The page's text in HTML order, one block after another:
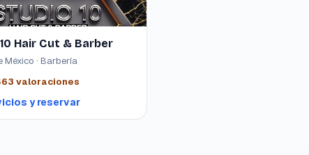
Hair Cut & Barber
México · Barbería
valoraciones
y reservar